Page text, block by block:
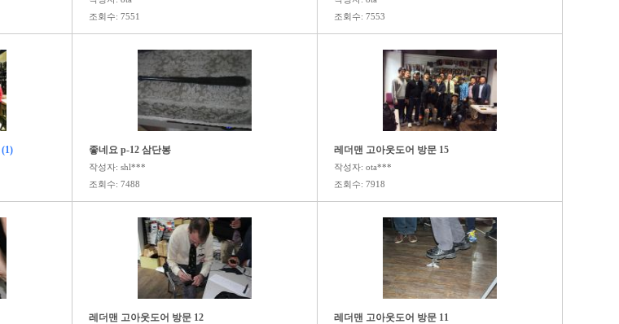
조회수: 7551
조회수: 7553
(1) 좋네요 p-12 삼단봉
작성자: shl***
조회수: 7488
레더맨 고아웃도어 방문 15
작성자: ota***
조회수: 7918
레더맨 고아웃도어 방문 12 레더맨 고아웃도어 방문 11